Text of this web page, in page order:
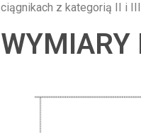
ciągnikach z kategorią II i
WYMIARY